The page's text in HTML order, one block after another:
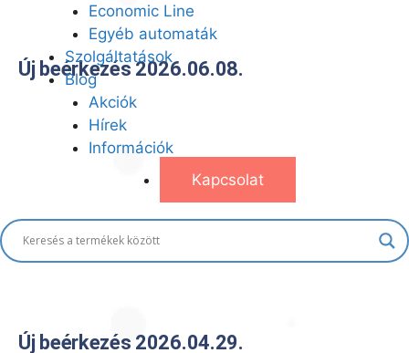
Economic Line
Egyéb automaták
Szolgáltatások
Blog
Akciók
Hírek
Információk
Kapcsolat
Új beérkezés 2026.06.08.
Új beérkezés 2026.04.29.